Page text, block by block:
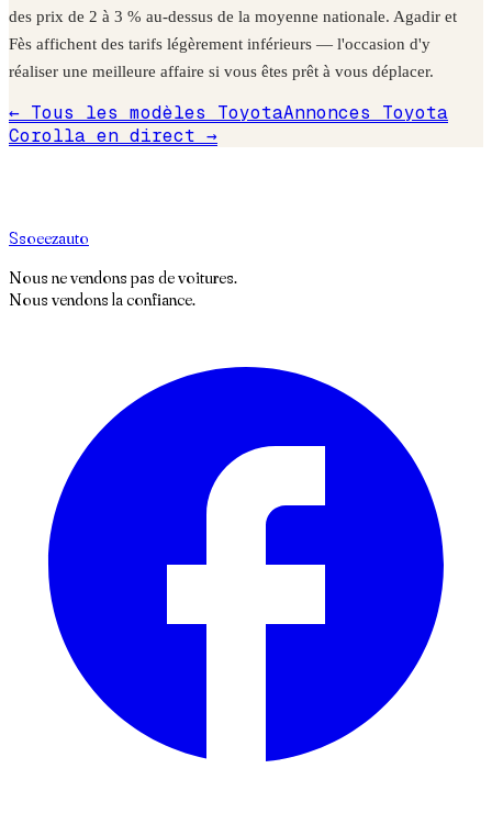
des prix de 2 à 3 % au-dessus de la moyenne nationale. Agadir et
Fès affichent des tarifs légèrement inférieurs — l'occasion d'y
réaliser une meilleure affaire si vous êtes prêt à vous déplacer.
← Tous les modèles ToyotaAnnonces Toyota
Corolla en direct →
Ssoeezauto
Nous ne vendons pas de voitures.
Nous vendons la confiance.